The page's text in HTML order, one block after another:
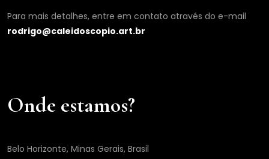
Para mais detalhes, entre em contato através do e-mail
rodrigo@caleidoscopio.art.br
Onde estamos?
Belo Horizonte, Minas Gerais, Brasil